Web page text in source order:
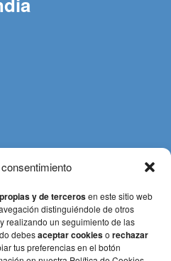
propias y de tercerosen este sitio web
distinguiéndole de otros
realizando un seguimiento de las
debesaceptar cookieso rechazar
tus preferencias en el botón
y devoluciones)